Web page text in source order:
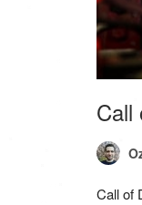
Call
Call of